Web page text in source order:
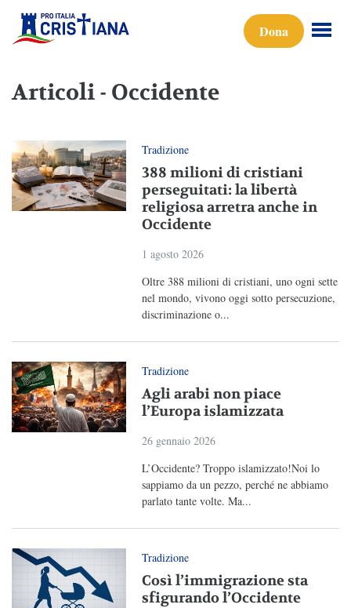
Dona
Articoli - Occidente
Tradizione
388 milioni di cristiani
perseguitati: la libertà
religiosa arretra anche in
Occidente
1 agosto 2026
Oltre 388 milioni di cristiani, uno ogni sette
nel mondo, vivono oggi sotto persecuzione,
discriminazione o...
Tradizione
Agli arabi non piace
l’Europa islamizzata
26 gennaio 2026
L’Occidente? Troppo islamizzato!Noi lo
sappiamo da un pezzo, perché ne abbiamo
parlato tante volte. Ma...
Tradizione
Così l’immigrazione sta
sfigurando l’Occidente